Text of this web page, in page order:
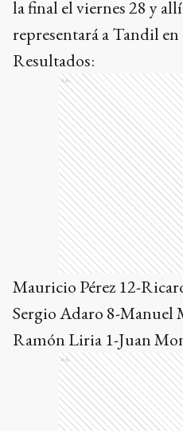
la final el viernes 28 y
representará a Tandil
Resultados:
Ads
Mauricio Pérez 12-
Sergio Adaro 8-Manuel
Ramón Liria 1-Juan
Ads